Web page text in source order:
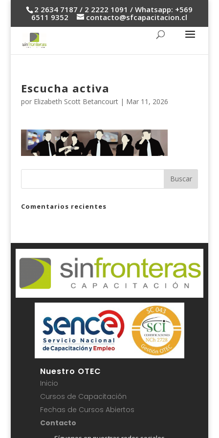
2 2634 7187 / 2 2222 1091 / Whatsapp: +569
6511 9352
contacto@sfcapacitacion.cl
Escucha activa
por Elizabeth Scott Betancourt| Mar 11, 2026
Comentarios recientes
Nuestro OTEC
Inicio
Cursos de Capacitación
Fechas de Cursos Abiertos
Contacto